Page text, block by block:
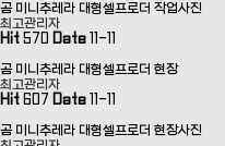
곰 미니추레라 대형셀프로더 작업사진
최고관리자
Hit 570 Date 11-11
곰 미니추레라 대형셀프로더 현장
최고관리자
Hit 607 Date 11-11
곰 미니추레라 대형셀프로더 현장사진